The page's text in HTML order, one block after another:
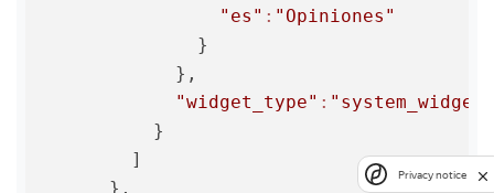
"es" : "Opiniones"
              }
            },
"widget_type" :
          }
        ]
      },
Privacy notice